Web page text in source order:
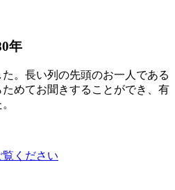
年
。長い列の先頭のお一人である
めてお聞きすることができ、有
ください